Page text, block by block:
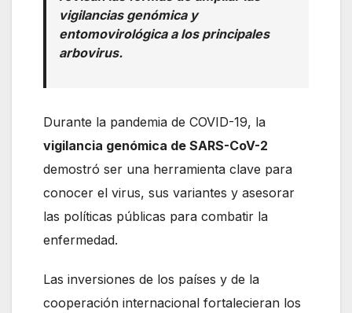
vigilancias genómica y
entomovirológica a los principales
arbovirus.
Durante la pandemia de COVID-19, la
vigilancia genómica de SARS-CoV-2
demostró ser una herramienta clave para
conocer el virus, sus variantes y asesorar
las políticas públicas para combatir la
enfermedad.
Las inversiones de los países y de la
cooperación internacional fortalecieran los